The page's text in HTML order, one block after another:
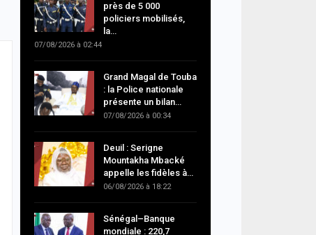
près de 5 000
policiers mobilisés,
la…
07/08/2026 à 02:44
Grand Magal de Touba
: la Police nationale
présente un bilan…
07/08/2026 à 00:34
Deuil : Serigne
Mountakha Mbacké
appelle les fidèles à…
06/08/2026 à 18:22
Sénégal–Banque
mondiale : 220,7